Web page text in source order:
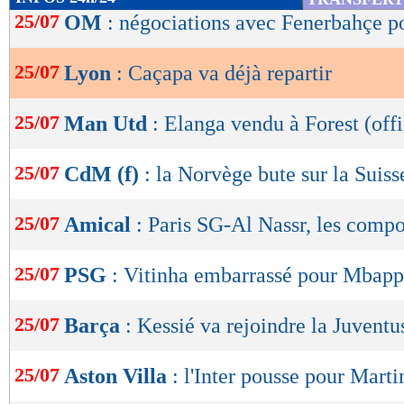
de
OK
25/07 OM : négociations avec Fenerbahçe
25/07 Lyon : Caçapa va déjà repartir
25/07 Man Utd : Elanga vendu à Forest
25/07 CdM (f) : la Norvège bute sur la
25/07 Amical : Paris SG-Al Nassr, les
25/07 PSG : Vitinha embarrassé pour
25/07 Barça : Kessié va rejoindre la
25/07 Aston Villa : l'Inter pousse pour